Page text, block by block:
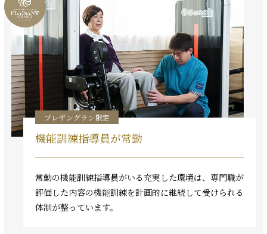
プレザングラン限定
機能訓練指導員が常勤
常勤の機能訓練指導員がいる充実した環境は、専門職が
評価した内容の機能訓練を計画的に継続して受けられる
体制が整っています。